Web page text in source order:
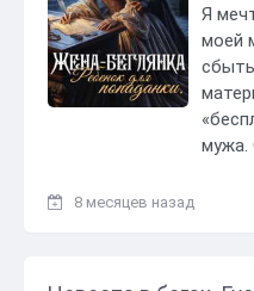
Я
моей
мужа.
8 месяцев назад